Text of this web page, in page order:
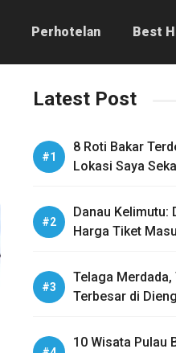
Perhotelan Best
Latest Post
8 Roti Bakar
Lokasi Saya
Danau Kelimutu:
Harga Tiket
Telaga Merdada,
Terbesar di
10 Wisata Pulau